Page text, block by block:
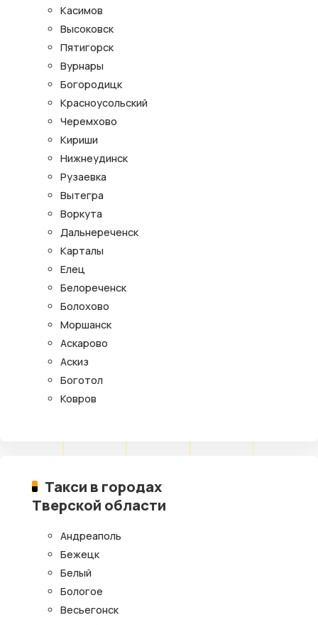
Касимов
Высоковск
Пятигорск
Вурнары
Богородицк
Красноусольский
Черемхово
Кириши
Нижнеудинск
Рузаевка
Вытегра
Воркута
Дальнереченск
Карталы
Елец
Белореченск
Болохово
Моршанск
Аскарово
Аскиз
Боготол
Ковров
Такси в городах
Тверской области
Андреаполь
Бежецк
Белый
Бологое
Весьегонск